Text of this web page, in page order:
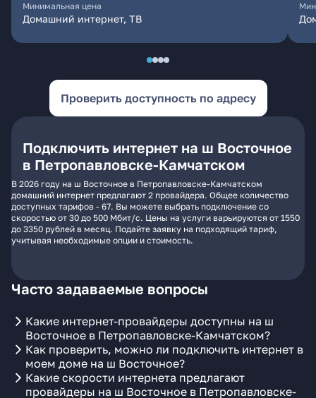
Минимальная цена
Домашний интернет, ТВ
Проверить доступность по адресу
Подключить интернет на ш Восточное
в Петропавловске-Камчатском
В 2026 году на ш Восточное в Петропавловске-Камчатском
домашний интернет предлагают 2 провайдера. Общее количество
доступных тарифов - 67. Вы можете выбрать подключение со
скоростью от 30 до 500 Мбит/с. Цены на услуги варьируются от 1550
до 3350 рублей в месяц. Подайте заявку на подходящий тариф,
учитывая необходимые опции и стоимость.
Часто задаваемые вопросы
Какие интернет-провайдеры доступны на ш
Восточное в Петропавловске-Камчатском?
Как проверить, можно ли подключить интернет в
моем доме на ш Восточное?
Какие скорости интернета предлагают
провайдеры на ш Восточное в Петропавловске-